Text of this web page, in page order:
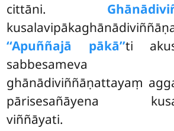
cittāni.
‘‘Apuññajā pākā’’ti
sabbesameva
ghānādiviññāṇattayaṃ
pārisesañāyena
viññāyati.